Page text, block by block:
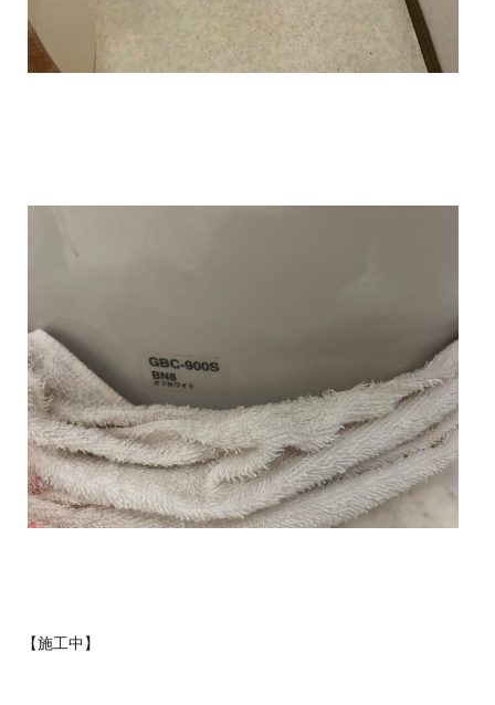
【施工中】